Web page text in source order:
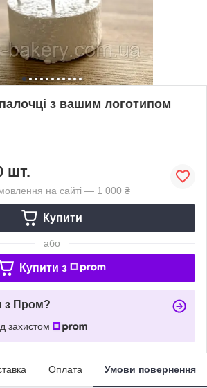
з вашим логотипом
шт.
на сайті — 1 000 ₴
Купити
або
Купити з
з Пром?
захистом
Оплата Умови повернення